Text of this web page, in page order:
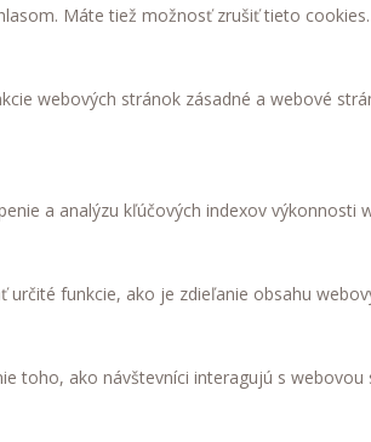
Máte tiež možnosť zrušiť tieto
webových stránok zásadné a webové
a analýzu kľúčových indexov
určité funkcie, ako je zdieľanie obsahu
toho, ako návštevníci interagujú s